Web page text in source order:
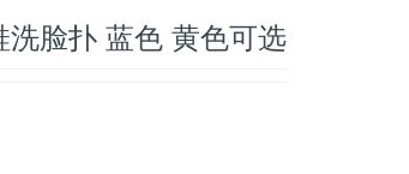
洗脸扑 蓝色 黄色可选